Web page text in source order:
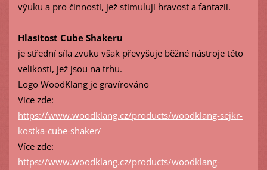
výuku a pro činností, jež stimulují hravost a fantazii.
Hlasitost Cube Shakeru
je střední síla zvuku však převyšuje běžné nástroje této
velikosti, jež jsou na trhu.
Logo WoodKlang je gravírováno
Více zde:
https://www.woodklang.cz/products/woodklang-sejkr-
kostka-cube-shaker/
Více zde:
https://www.woodklang.cz/products/woodklang-